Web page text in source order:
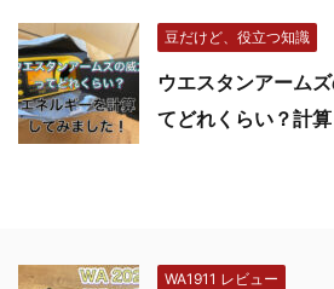
豆だけど、役立つ知識
ウエスタンアーム
てどれくらい？計
WA1911 レビュー